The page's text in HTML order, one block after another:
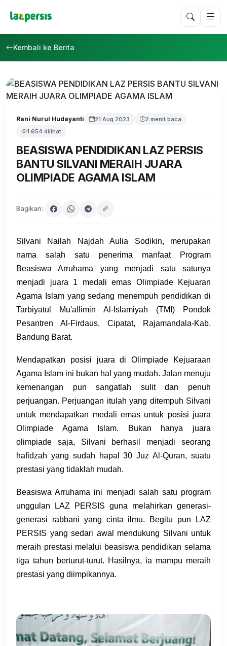
Kembali ke Berita
Rani Nurul Hudayanti 21 Aug 2023
2 menit baca
1.654 dilihat
BEASISWA PENDIDIKAN LAZ PERSIS
BANTU SILVANI MERAIH JUARA
OLIMPIADE AGAMA ISLAM
Bagikan:
Silvani Nailah Najdah Aulia Sodikin, merupakan
nama salah satu penerima manfaat Program
Beasiswa Arruhama yang menjadi satu satunya
menjadi juara 1 medali emas Olimpiade Kejuaran
Agama Islam yang sedang menempuh pendidikan di
Tarbiyatul Mu'allimin Al-Islamiyah (TMI) Pondok
Pesantren Al-Firdaus, Cipatat, Rajamandala-Kab.
Bandung Barat.
Mendapatkan posisi juara di Olimpiade Kejuaraan
Agama Islam ini bukan hal yang mudah. Jalan menuju
kemenangan pun sangatlah sulit dan penuh
perjuangan. Perjuangan itulah yang ditempuh Silvani
untuk mendapatkan medali emas untuk posisi juara
Olimpiade Agama Islam. Bukan hanya juara
olimpiade saja, Silvani berhasil menjadi seorang
hafidzah yang sudah hapal 30 Juz Al-Quran, suatu
prestasi yang tidaklah mudah.
Beasiswa Arruhama ini menjadi salah satu program
unggulan LAZ PERSIS guna melahirkan generasi-
generasi rabbani yang cinta ilmu. Begitu pun LAZ
PERSIS yang sedari awal mendukung Silvani untuk
meraih prestasi melalui beasiswa pendidikan selama
tiga tahun berturut-turut. Hasilnya, ia mampu meraih
prestasi yang diimpikannya.